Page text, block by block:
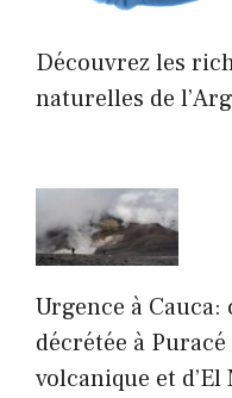
Découvrez les
naturelles de
Urgence à
décrétée à
volcanique et d’El